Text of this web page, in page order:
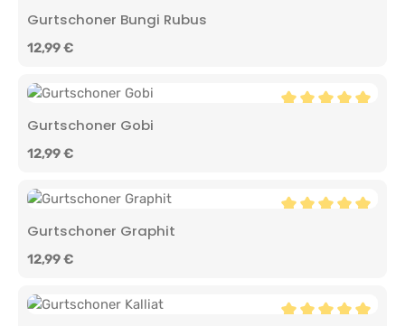
Gurtschoner Bungi Rubus
Regulärer Preis:
12,99 €
Gurtschoner Gobi
Regulärer Preis:
12,99 €
Gurtschoner Graphit
Regulärer Preis:
12,99 €